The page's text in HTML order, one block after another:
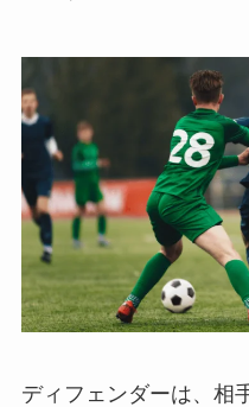
ディフェンダーは、相